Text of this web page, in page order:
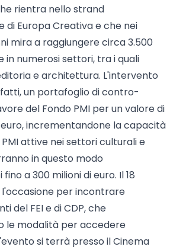
rientra nello strand
di Europa Creativa e che nei
mira a raggiungere circa 3.500
in numerosi settori, tra i quali
e architettura. L'intervento
un portafoglio di contro-
del Fondo PMI per un valore di
euro, incrementandone la capacità
attive nei settori culturali e
in questo modo
a 300 milioni di euro. Il 18
per incontrare
del FEI e di CDP, che
le modalità per accedere
si terrà presso il Cinema